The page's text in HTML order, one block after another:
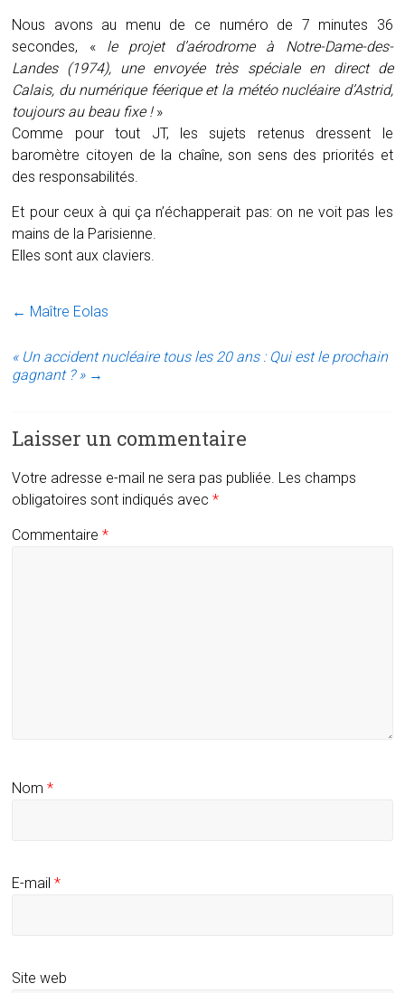
Nous avons au menu de ce numéro de 7 minutes 36
secondes, « le projet d’aérodrome à Notre-Dame-des-
Landes (1974), une envoyée très spéciale en direct de
Calais, du numérique féerique et la météo nucléaire d’Astrid,
toujours au beau fixe !»
Comme pour tout JT, les sujets retenus dressent le
baromètre citoyen de la chaîne, son sens des priorités et
des responsabilités.
Et pour ceux à qui ça n’échapperait pas: on ne voit pas les
mains de la Parisienne.
Elles sont aux claviers.
← Maître Eolas
« Un accident nucléaire tous les 20 ans : Qui est le prochain
gagnant ? » →
Laisser un commentaire
Votre adresse e-mail ne sera pas publiée. Les champs
obligatoires sont indiqués avec*
Commentaire*
Nom*
E-mail*
Site web